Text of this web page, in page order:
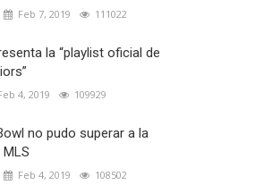
Feb 7, 2019 111022
la “playlist oficial de
4, 2019 109929
no pudo superar a la
Feb 4, 2019 108502